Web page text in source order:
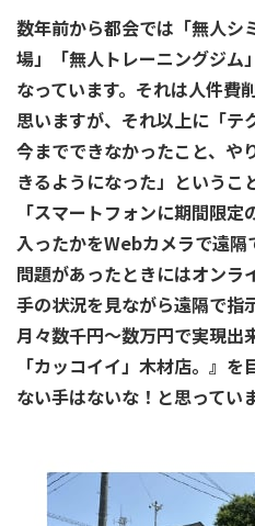
数年前から都会では「無人シ
場」「無人トレーニングジム
なっています。それは人件費
思いますが、それ以上に「テ
今までできなかったこと、や
きるようになった」というこ
「スマートフォンに期間限
入ったかをWebカメラで遠
問題があったときにはオンラ
手の状況を見ながら遠隔で指
月々数千円～数万円で実現出
「カッコイイ」木材店。』
ない手はないな！と思ってい